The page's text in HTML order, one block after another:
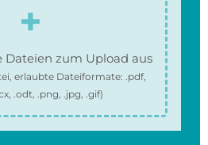
Dateien zum Upload aus
erlaubte Dateiformate: .pdf,
.odt, .png, .jpg, .gif)